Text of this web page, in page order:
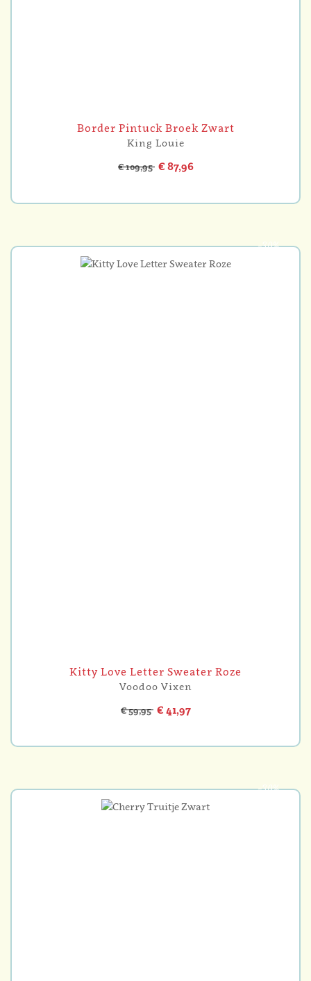
Border Pintuck Broek Zwart
King Louie
€ 109,95 € 87,96
-30%
Kitty Love Letter Sweater Roze
Voodoo Vixen
€ 59,95 € 41,97
-30%